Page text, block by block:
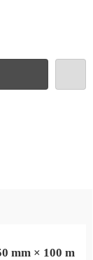
mm × 100 m